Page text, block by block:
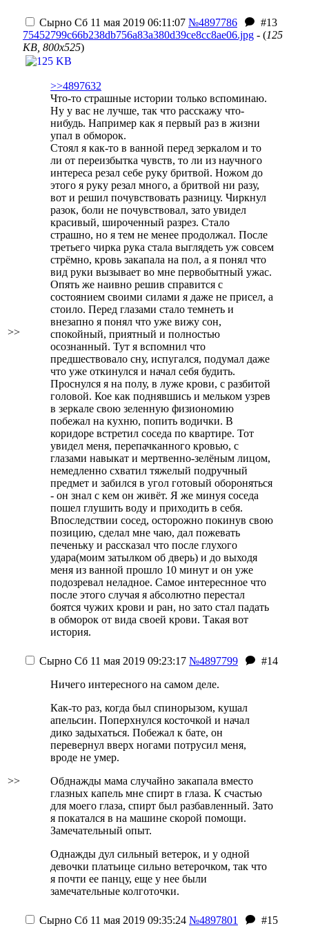
>>
Сырно Сб 11 мая 2019 06:11:07 №4897786
#13
75452799c66b238db756a83a380d39ce8cc8ae06.jpg - (125
KB, 800x525)
>>4897632
Что-то страшные истории только вспоминаю.
Ну у вас не лучше, так что расскажу что-
нибудь. Например как я первый раз в жизни
упал в обморок.
Стоял я как-то в ванной перед зеркалом и то
ли от переизбытка чувств, то ли из научного
интереса резал себе руку бритвой. Ножом до
этого я руку резал много, а бритвой ни разу,
вот и решил почувствовать разницу. Чиркнул
разок, боли не почувствовал, зато увидел
красивый, широченный разрез. Стало
страшно, но я тем не менее продолжал. После
третьего чирка рука стала выглядеть уж совсем
стрёмно, кровь закапала на пол, а я понял что
вид руки вызывает во мне первобытный ужас.
Опять же наивно решив справится с
состоянием своими силами я даже не присел, а
стоило. Перед глазами стало темнеть и
внезапно я понял что уже вижу сон,
спокойный, приятный и полностью
осознанный. Тут я вспомнил что
предшествовало сну, испугался, подумал даже
что уже откинулся и начал себя будить.
Проснулся я на полу, в луже крови, с разбитой
головой. Кое как поднявшись и мельком узрев
в зеркале свою зеленную физиономию
побежал на кухню, попить водички. В
коридоре встретил соседа по квартире. Тот
увидел меня, перепачканного кровью, с
глазами навыкат и мертвенно-зелёным лицом,
немедленно схватил тяжелый подручный
предмет и забился в угол готовый обороняться
- он знал с кем он живёт. Я же минуя соседа
пошел глушить воду и приходить в себя.
Впоследствии сосед, осторожно покинув свою
позицию, сделал мне чаю, дал пожевать
печеньку и рассказал что после глухого
удара(моим затылком об дверь) и до выходя
меня из ванной прошло 10 минут и он уже
подозревал неладное. Самое интереснное что
после этого случая я абсолютно перестал
боятся чужих крови и ран, но зато стал падать
в обморок от вида своей крови. Такая вот
история.
>>
Сырно Сб 11 мая 2019 09:23:17 №4897799
#14
Ничего интересного на самом деле.
Как-то раз, когда был спинорызом, кушал
апельсин. Поперхнулся косточкой и начал
дико задыхаться. Побежал к бате, он
перевернул вверх ногами потрусил меня,
вроде не умер.
Обднажды мама случайно закапала вместо
глазных капель мне спирт в глаза. К счастью
для моего глаза, спирт был разбавленный. Зато
я покатался в на машине скорой помощи.
Замечательный опыт.
Однажды дул сильный ветерок, и у одной
девочки платьице сильно ветерочком, так что
я почти ее панцу, еще у нее были
замечательные колготочки.
Сырно Сб 11 мая 2019 09:35:24 №4897801
#15